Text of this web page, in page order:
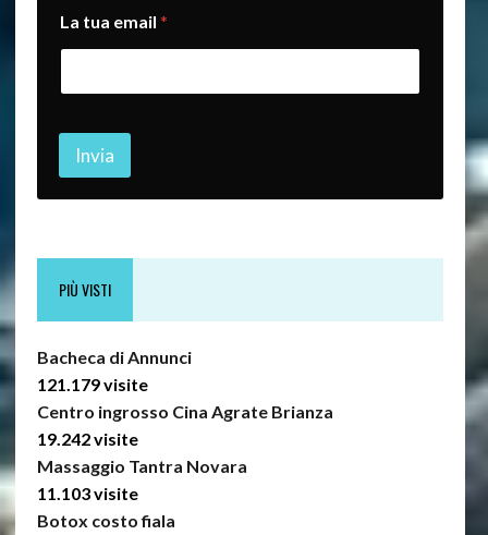
La tua email *
Invia
PIÙ VISTI
Bacheca di Annunci
121.179 visite
Centro ingrosso Cina Agrate Brianza
19.242 visite
Massaggio Tantra Novara
11.103 visite
Botox costo fiala